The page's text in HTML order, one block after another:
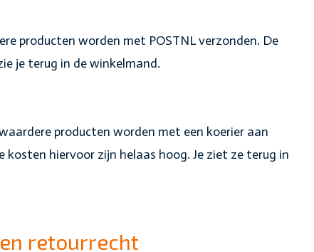
producten worden met POSTNL verzonden. De
je terug in de winkelmand.
producten worden met een koerier aan
kosten hiervoor zijn helaas hoog. Je ziet ze terug in
retourrecht